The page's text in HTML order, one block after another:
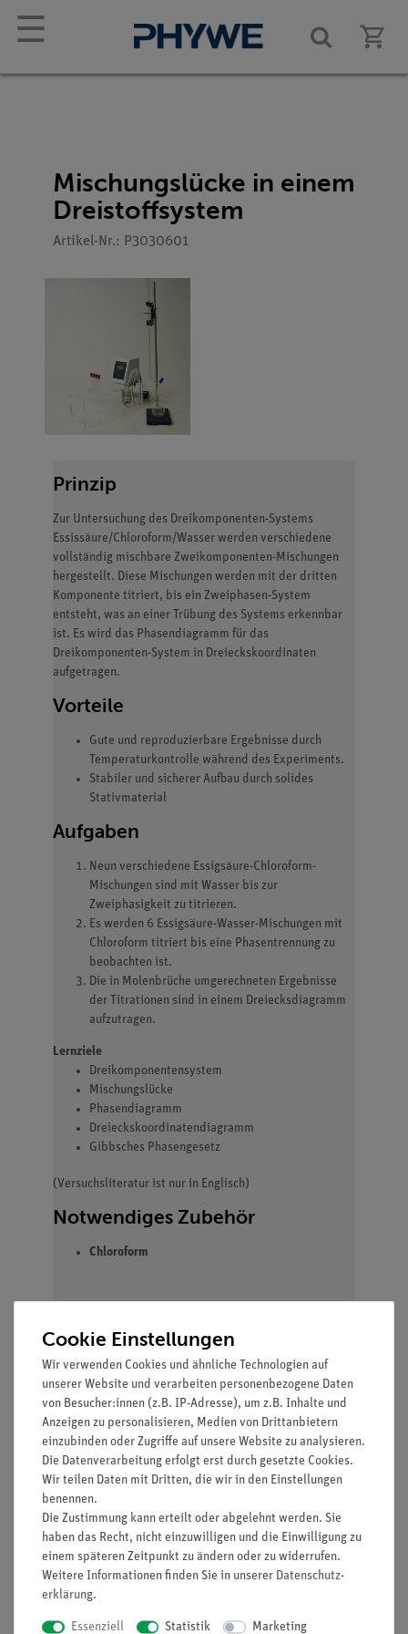
☰
Mischungslücke in einem
Dreistoffsystem
Artikel-Nr.: P3030601
Prinzip
Zur Untersuchung des Dreikomponenten-Systems
Essissäure/Chloroform/Wasser werden verschiedene
vollständig mischbare Zweikomponenten-Mischungen
hergestellt. Diese Mischungen werden mit der dritten
Komponente titriert, bis ein Zweiphasen-System
entsteht, was an einer Trübung des Systems erkennbar
ist. Es wird das Phasendiagramm für das
Dreikomponenten-System in Dreieckskoordinaten
aufgetragen.
Vorteile
Gute und reproduzierbare Ergebnisse durch
Temperaturkontrolle während des Experiments.
Stabiler und sicherer Aufbau durch solides
Stativmaterial
Aufgaben
Neun verschiedene Essigsäure-Chloroform-
Mischungen sind mit Wasser bis zur
Zweiphasigkeit zu titrieren.
Es werden 6 Essigsäure-Wasser-Mischungen mit
Chloroform titriert bis eine Phasentrennung zu
beobachten ist.
Die in Molenbrüche umgerechneten Ergebnisse
der Titrationen sind in einem Dreiecksdiagramm
aufzutragen.
Lernziele
Dreikomponentensystem
Mischungslücke
Phasendiagramm
Dreieckskoordinatendiagramm
Gibbsches Phasengesetz
(Versuchsliteratur ist nur in Englisch)
Notwendiges Zubehör
Chloroform
Lieferumfang
Einhängethermostat
Alpha A, bis 100
°C, 230 Volt
08493-93 1
Bad für Thermostat,
6 l 08487-02
08487-02 1
Wasserbadeeinsatz
für 20
Reagenzgläser
08487-03 1
Cookie Einstellungen
Wir verwenden Cookies und ähnliche Technologien auf
unserer Website und verarbeiten personenbezogene Daten
von Besucher:innen (z.B. IP-Adresse), um z.B. Inhalte und
Anzeigen zu personalisieren, Medien von Drittanbietern
einzubinden oder Zugriffe auf unsere Website zu analysieren.
Die Datenverarbeitung erfolgt erst durch gesetzte Cookies.
Wir teilen Daten mit Dritten, die wir in den Einstellungen
benennen.
Die Zustimmung kann erteilt oder abgelehnt werden. Sie
haben das Recht, nicht einzuwilligen und die Einwilligung zu
einem späteren Zeitpunkt zu ändern oder zu widerrufen.
Weitere Informationen finden Sie in unserer Daten­schutz­
erklärung.
Essenziell Statistik Marketing